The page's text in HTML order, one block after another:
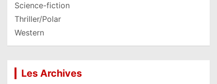
Science-fiction
Thriller/Polar
Western
Les Archives